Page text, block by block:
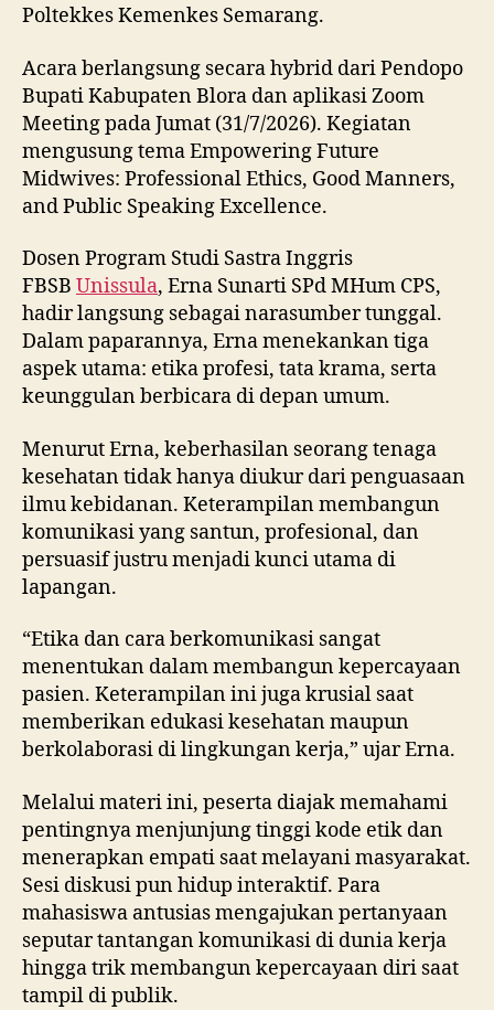
Poltekkes Kemenkes Semarang.
Acara berlangsung secara hybrid dari Pendopo
Bupati Kabupaten Blora dan aplikasi Zoom
Meeting pada Jumat (31/7/2026). Kegiatan
mengusung tema Empowering Future
Midwives: Professional Ethics, Good Manners,
and Public Speaking Excellence.
Dosen Program Studi Sastra Inggris
FBSB Unissula, Erna Sunarti SPd MHum CPS,
hadir langsung sebagai narasumber tunggal.
Dalam paparannya, Erna menekankan tiga
aspek utama: etika profesi, tata krama, serta
keunggulan berbicara di depan umum.
Menurut Erna, keberhasilan seorang tenaga
kesehatan tidak hanya diukur dari penguasaan
ilmu kebidanan. Keterampilan membangun
komunikasi yang santun, profesional, dan
persuasif justru menjadi kunci utama di
lapangan.
“Etika dan cara berkomunikasi sangat
menentukan dalam membangun kepercayaan
pasien. Keterampilan ini juga krusial saat
memberikan edukasi kesehatan maupun
berkolaborasi di lingkungan kerja,” ujar Erna.
Melalui materi ini, peserta diajak memahami
pentingnya menjunjung tinggi kode etik dan
menerapkan empati saat melayani masyarakat.
Sesi diskusi pun hidup interaktif. Para
mahasiswa antusias mengajukan pertanyaan
seputar tantangan komunikasi di dunia kerja
hingga trik membangun kepercayaan diri saat
tampil di publik.